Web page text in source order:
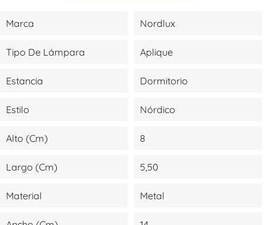
Marca Nordlux
Tipo De Lámpara Aplique
Estancia Dormitorio
Estilo Nórdico
Alto (cm) 8
Largo (cm) 5,50
Material Metal